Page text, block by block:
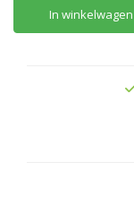
In winkelwagen